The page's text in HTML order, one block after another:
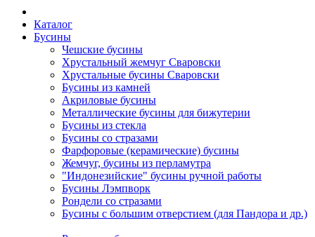
Каталог
Бусины
Чешские бусины
Хрустальный жемчуг Сваровски
Хрустальные бусины Сваровски
Бусины из камней
Акриловые бусины
Металлические бусины для бижутерии
Бусины из стекла
Бусины со стразами
Фарфоровые (керамические) бусины
Жемчуг, бусины из перламутра
"Индонезийские" бусины ручной работы
Бусины Лэмпворк
Рондели со стразами
Бусины с большим отверстием (для Пандора и др.)